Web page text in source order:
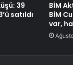
39
satıldı
BİM
BİM
var,